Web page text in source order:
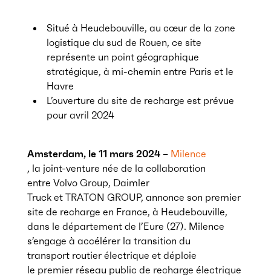
Situé à Heudebouville, au cœur de la zone
logistique du sud de Rouen, ce site
représente un point géographique
stratégique, à mi-chemin entre Paris et le
Havre
L’ouverture du site de recharge est prévue
pour avril 2024
Amsterdam, le 11 mars 2024– Milence
, la joint-venture née de la collaboration
entre Volvo Group, Daimler
Truck et TRATON GROUP, annonce son premier
site de recharge en France, à Heudebouville,
dans le département de l’Eure (27). Milence
s’engage à accélérer la transition du
transport routier électrique et déploie
le premier réseau public de recharge électrique